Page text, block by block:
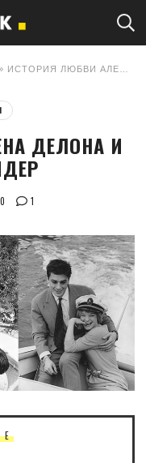
ИСТОРИЯ ЛЮБВИ АЛЕНА ДЕЛОНА И РОМИ ШНАЙДЕР
ДЕЛОНА И
1